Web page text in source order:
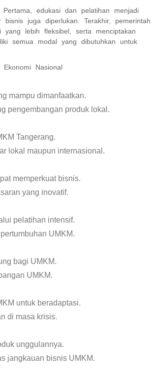
edukasi dan pelatihan menjadi
juga diperlukan. Terakhir, pemerintah
lebih fleksibel, serta menciptakan
semua modal yang dibutuhkan untuk
Nasional
mampu dimanfaatkan.
pengembangan produk lokal.
Tangerang.
lokal maupun internasional.
memperkuat bisnis.
yang inovatif.
pelatihan intensif.
UMKM.
bagi UMKM.
UMKM.
untuk beradaptasi.
di masa krisis.
unggulannya.
jangkauan bisnis UMKM.